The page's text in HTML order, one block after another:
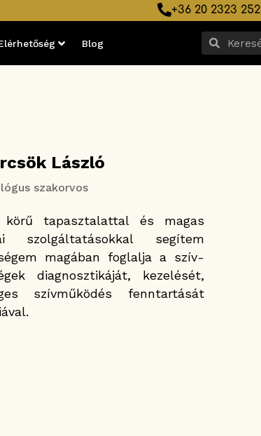
+36 20 2323 252
Blog
László
szakorvos
körű tapasztalattal és magas
szolgáltatásokkal segítem
magában foglalja a szív-
diagnosztikáját, kezelését,
szívműködés fenntartását